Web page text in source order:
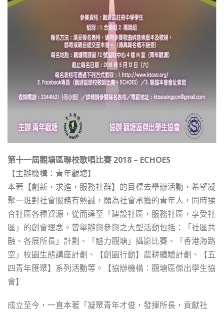
第十一屆觀塘區聯校歌唱比賽 2018 – ECHOES
【主辦機構：青年觀塘】
本著【創新，求進，服務社群】的目標去舉辦活動，希望凝
聚一班對社會服務有熱誠，願為社會承擔的青年人，同時揉
合社區各種資源，從而達至「建設社區，服務社區，享受社
區」的創會理念。曾舉辦與參與之大型活動包括：「社區共
融、各展所長」計劃、「魅力觀塘」攝影比賽、「香港海路
空」校園生態講座計劃、【創園行動】農耕體驗計劃、【五
四青年匯聚】系列活動等。【協辦機構：觀塘區傑出學生協
會】
成立至今，一直本著「凝聚青年才俊，發揮所長，貢獻社